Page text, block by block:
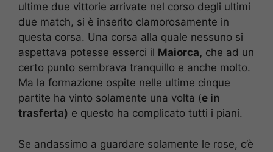
ultime due vittorie arrivate nel corso degli ultimi
due match, si è inserito clamorosamente in
questa corsa. Una corsa alla quale nessuno si
aspettava potesse esserci il Maiorca, che ad un
certo punto sembrava tranquillo e anche molto.
Ma la formazione ospite nelle ultime cinque
partite ha vinto solamente una volta (e in
trasferta) e questo ha complicato tutti i piani.
Se andassimo a guardare solamente le rose, c’è